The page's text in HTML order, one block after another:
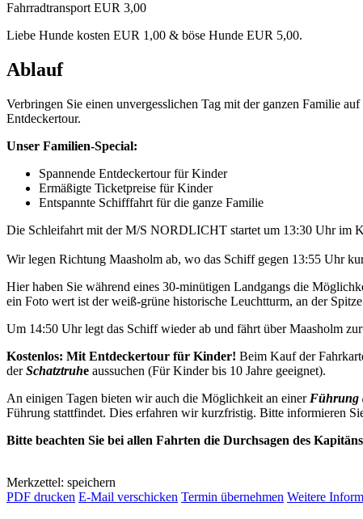
Fahrradtransport EUR 3,00
Liebe Hunde kosten EUR 1,00 & böse Hunde EUR 5,00.
Ablauf
Verbringen Sie einen unvergesslichen Tag mit der ganzen Familie
Entdeckertour.
Unser Familien-Special:
Spannende Entdeckertour für Kinder
Ermäßigte Ticketpreise für Kinder
Entspannte Schifffahrt für die ganze Familie
Die Schleifahrt mit der M/S NORDLICHT startet um 13:30 Uhr im
Wir legen Richtung Maasholm ab, wo das Schiff gegen 13:55 Uhr
Hier haben Sie während eines 30-minütigen Landgangs die
ein Foto wert ist der weiß-grüne historische Leuchtturm, an der
Um 14:50 Uhr legt das Schiff wieder ab und fährt über Maasholm
Kostenlos: Mit Entdeckertour für Kinder! Beim Kauf der
der Schatztruhe aussuchen (Für Kinder bis 10 Jahre geeignet).
An einigen Tagen bieten wir auch die Möglichkeit an einer Führung
Führung stattfindet. Dies erfahren wir kurzfristig. Bitte informieren
Bitte beachten Sie bei allen Fahrten die Durchsagen des
Merkzettel: speichern
PDF drucken E-Mail verschicken Termin übernehmen Weitere